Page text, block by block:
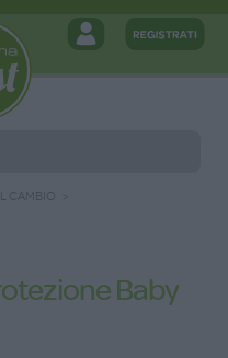
CAMBIO
Baby